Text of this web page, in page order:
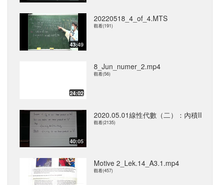
43:49
20220518_4_of_4.MTS
觀看(191)
24:02
8_Jun_numer_2.mp4
觀看(56)
40:05
2020.05.01線性代數（二）：內積II
觀看(2135)
Motive 2_Lek.14_A3.1.mp4
觀看(457)